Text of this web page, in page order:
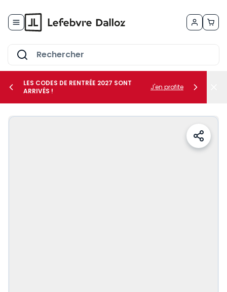
le sous-menu Vos métiers
LES CODES DE RENTRÉE 2027 SONT
ARRIVÉS !
J'en profite